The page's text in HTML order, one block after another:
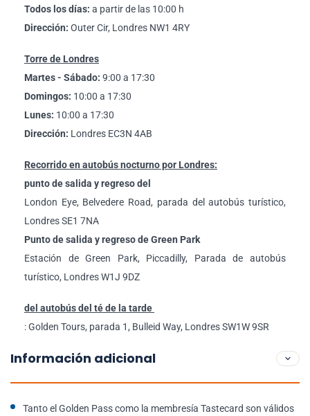
Todos los días: a partir de las 10:00 h
Dirección: Outer Cir, Londres NW1 4RY
Torre de Londres
Martes - Sábado: 9:00 a 17:30
Domingos: 10:00 a 17:30
Lunes: 10:00 a 17:30
Dirección: Londres EC3N 4AB
Recorrido en autobús nocturno por Londres:
punto de salida y regreso del
London Eye, Belvedere Road, parada del autobús turístico,
Londres SE1 7NA
Punto de salida y regreso de Green Park
Estación de Green Park, Piccadilly, Parada de autobús
turístico, Londres W1J 9DZ
del autobús del té de la tarde
: Golden Tours, parada 1, Bulleid Way, Londres SW1W 9SR
Información adicional
Tanto el Golden Pass como la membresía Tastecard son válidos